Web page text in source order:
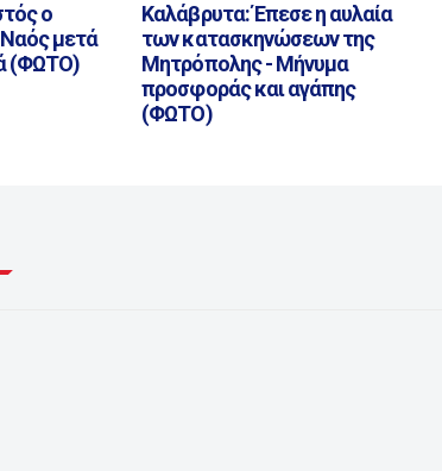
ο
μετά
(ΦΩΤΟ)
Καλάβρυτα: Έπεσε η αυλαία
των κατασκηνώσεων της
Μητρόπολης - Μήνυμα
προσφοράς και αγάπης
(ΦΩΤΟ)